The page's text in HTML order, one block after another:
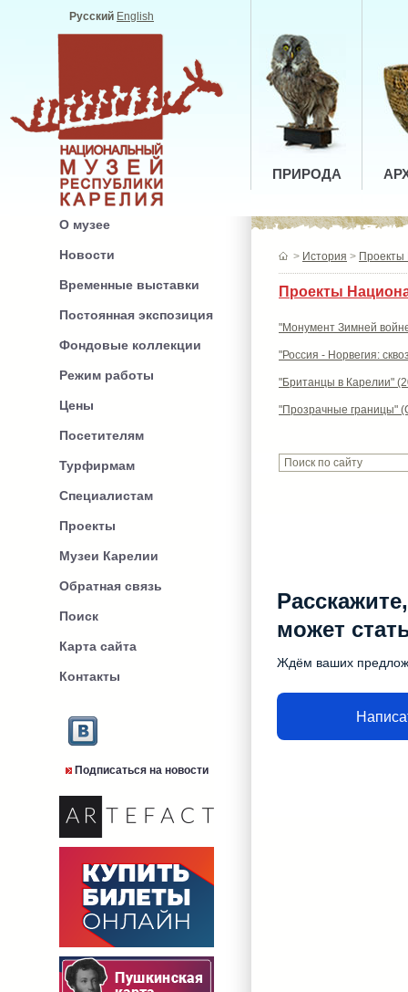
Русский English
ПРИРОДА
О музее
Новости
Временные выставки
Постоянная экспозиция
Фондовые коллекции
Режим работы
Цены
Посетителям
Турфирмам
Специалистам
Проекты
Музеи Карелии
Обратная связь
Поиск
Карта сайта
Контакты
Подписаться на новости
> История > Проекты
Проекты
"Монумент Зимней
"Россия - Норвегия:
"Британцы в Карелии"
"Прозрачные границы"
может
Ждём ваших